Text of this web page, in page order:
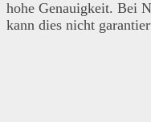
hohe Genauigkeit. Bei
kann dies nicht